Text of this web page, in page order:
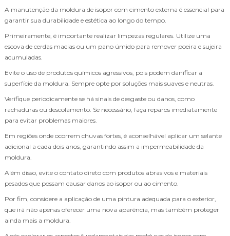
A manutenção da moldura de isopor com cimento externa é essencial para
garantir sua durabilidade e estética ao longo do tempo.
Primeiramente, é importante realizar limpezas regulares. Utilize uma
escova de cerdas macias ou um pano úmido para remover poeira e sujeira
acumuladas.
Evite o uso de produtos químicos agressivos, pois podem danificar a
superfície da moldura. Sempre opte por soluções mais suaves e neutras.
Verifique periodicamente se há sinais de desgaste ou danos, como
rachaduras ou descolamento. Se necessário, faça reparos imediatamente
para evitar problemas maiores.
Em regiões onde ocorrem chuvas fortes, é aconselhável aplicar um selante
adicional a cada dois anos, garantindo assim a impermeabilidade da
moldura.
Além disso, evite o contato direto com produtos abrasivos e materiais
pesados que possam causar danos ao isopor ou ao cimento.
Por fim, considere a aplicação de uma pintura adequada para o exterior,
que irá não apenas oferecer uma nova aparência, mas também proteger
ainda mais a moldura.